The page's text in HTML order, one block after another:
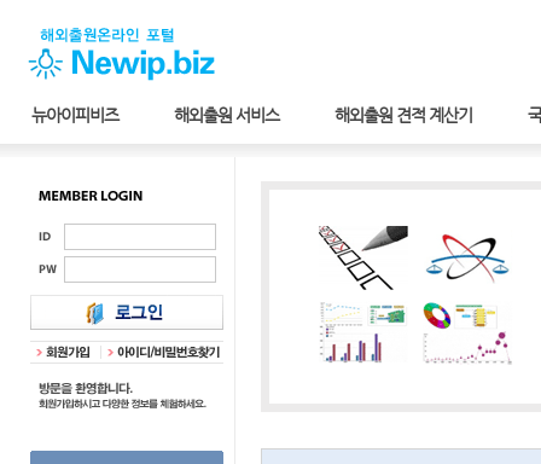
뉴아이피비즈 해외출원 서비스 해외출원 견적 계산기